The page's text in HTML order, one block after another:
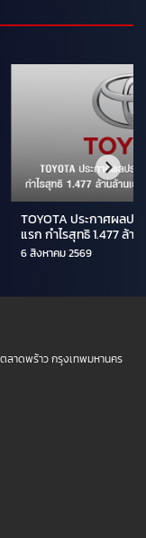
TOYOTA ประกาศผลปร
แรก กำไรสุทธิ 1.477 ล้าน
เทียบกับปีก่อน
6 สิงหาคม 2569
ลาดพร้าว กรุงเทพมหานคร